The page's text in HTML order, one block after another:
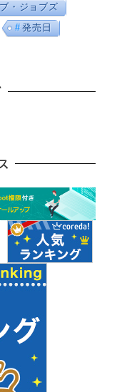
・ジョブズ
発売日